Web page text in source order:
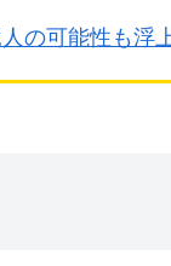
の可能性も浮